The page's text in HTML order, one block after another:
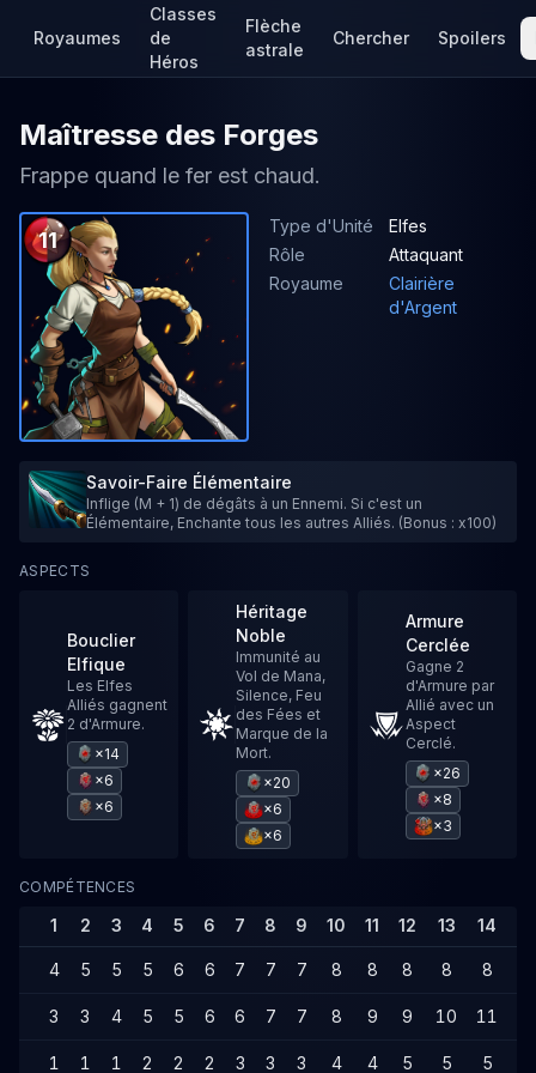
Royaumes
Classes
de
Héros
Flèche
astrale
Chercher Spoilers
Maîtresse des Forges
Frappe quand le fer est chaud.
11
Type d'Unité
Elfes
Rôle
Attaquant
Royaume
Clairière
d'Argent
Savoir-Faire Élémentaire
Inflige (M + 1) de dégâts à un Ennemi. Si c'est un
Élémentaire, Enchante tous les autres Alliés. (Bonus : x100)
ASPECTS
Bouclier
Elfique
Les Elfes
Alliés gagnent
2 d'Armure.
×14
×6
×6
Héritage
Noble
Immunité au
Vol de Mana,
Silence, Feu
des Fées et
Marque de la
Mort.
×20
×6
×6
Armure
Cerclée
Gagne 2
d'Armure par
Allié avec un
Aspect
Cerclé.
×26
×8
×3
COMPÉTENCES
1 2 3 4 5 6 7 8 9 10 11 12 13 14
4 5 5 5 6 6 7 7 7 8 8 8 8 8
3 3 4 5 5 6 6 7 7 8 9 9 10 11
1 1 1 2 2 2 3 3 3 4 4 5 5 5